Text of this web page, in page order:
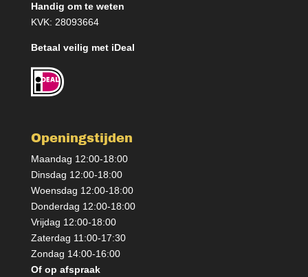
Handig om te weten
KVK: 28093664
Betaal veilig met iDeal
Openingstijden
Maandag 12:00-18:00
Dinsdag 12:00-18:00
Woensdag 12:00-18:00
Donderdag 12:00-18:00
Vrijdag 12:00-18:00
Zaterdag 11:00-17:30
Zondag 14:00-16:00
Of op afspraak